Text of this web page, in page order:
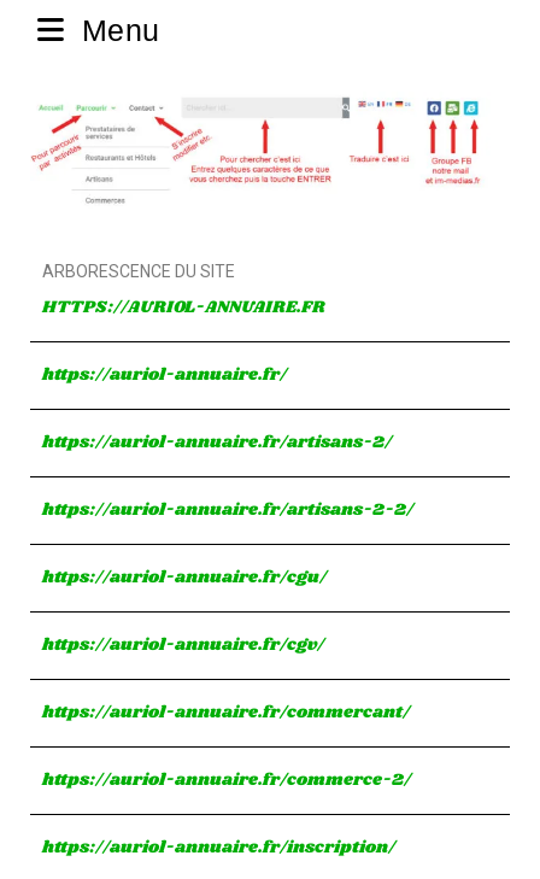
Menu
ARBORESCENCE DU SITE
HTTPS://AURIOL-ANNUAIRE.FR
https://auriol-annuaire.fr/
https://auriol-annuaire.fr/artisans-2/
https://auriol-annuaire.fr/artisans-2-2/
https://auriol-annuaire.fr/cgu/
https://auriol-annuaire.fr/cgv/
https://auriol-annuaire.fr/commercant/
https://auriol-annuaire.fr/commerce-2/
https://auriol-annuaire.fr/inscription/